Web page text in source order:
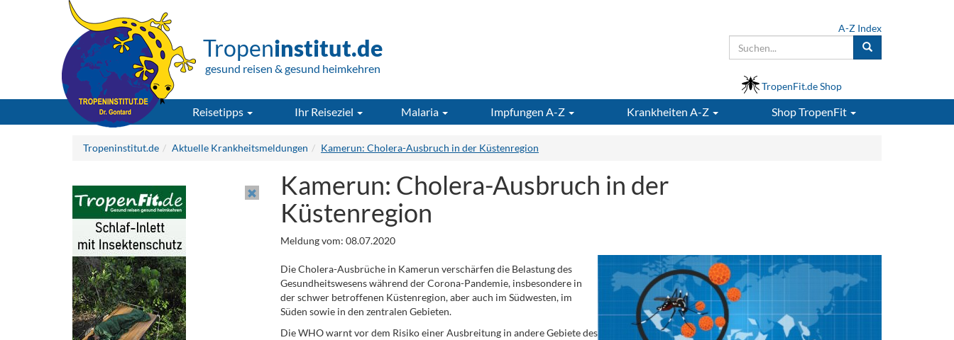
Tropeninstitut.de
gesund reisen & gesund heimkehren
A-Z Index
TropenFit.de Shop
Reisetipps Ihr Reiseziel Malaria Impfungen A-Z Krankheiten A-Z ShopTropenFit
Tropeninstitut.de Aktuelle Krankheitsmeldungen Kamerun: Cholera-Ausbruch in der Küstenregion
Kamerun: Cholera-Ausbruch in der
Küstenregion
Meldung vom: 08.07.2020
Die Cholera-Ausbrüche in Kamerun verschärfen die Belastung des
Gesundheitswesens während der Corona-Pandemie, insbesondere in
der schwer betroffenen Küstenregion, aber auch im Südwesten, im
Süden sowie in den zentralen Gebieten.
Die WHO warnt vor dem Risiko einer Ausbreitung in andere Gebiete des